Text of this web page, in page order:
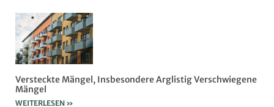
Versteckte Mängel, Insbesondere Arglistig Verschwiegene
Mängel
WEITERLESEN »